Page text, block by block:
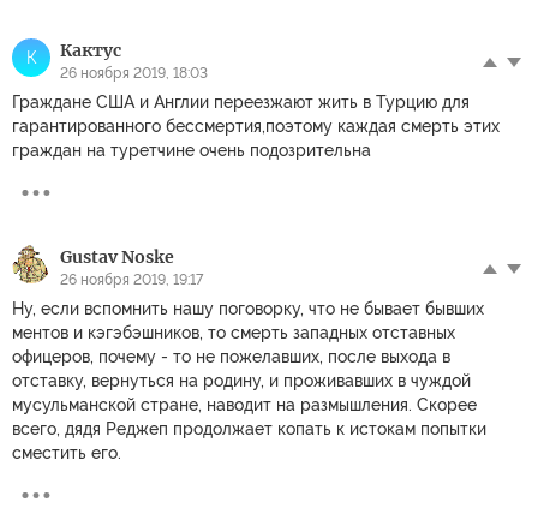
К Кактус
26 ноября 2019, 18:03
Граждане США и Англии переезжают жить в Турцию для
гарантированного бессмертия,поэтому каждая смерть этих
граждан на туретчине очень подозрительна
Gustav Noske
26 ноября 2019, 19:17
Ну, если вспомнить нашу поговорку, что не бывает бывших
ментов и кэгэбэшников, то смерть западных отставных
офицеров, почему - то не пожелавших, после выхода в
отставку, вернуться на родину, и проживавших в чуждой
мусульманской стране, наводит на размышления. Скорее
всего, дядя Реджеп продолжает копать к истокам попытки
сместить его.